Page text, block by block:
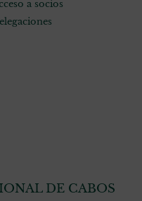
a socios
DE CABOS